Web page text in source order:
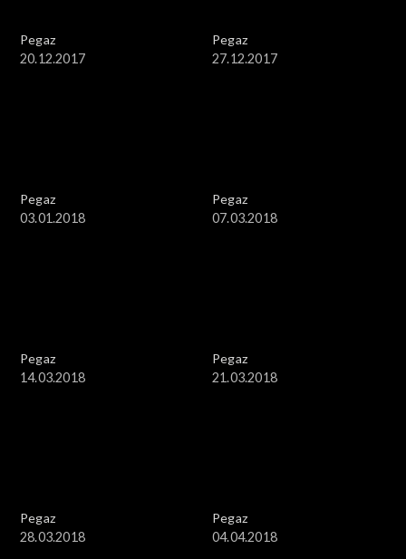
Pegaz
20.12.2017
Pegaz
27.12.2017
Pegaz
03.01.2018
Pegaz
07.03.2018
Pegaz
14.03.2018
Pegaz
21.03.2018
Pegaz
28.03.2018
Pegaz
04.04.2018